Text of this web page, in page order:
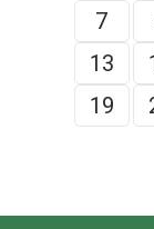
7
13
19